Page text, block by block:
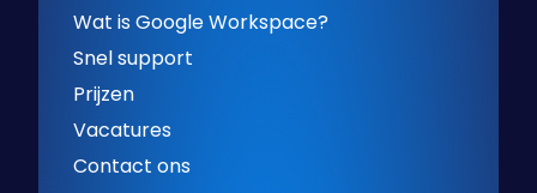
Wat is Google Workspace?
Snel support
Prijzen
Vacatures
Contact ons